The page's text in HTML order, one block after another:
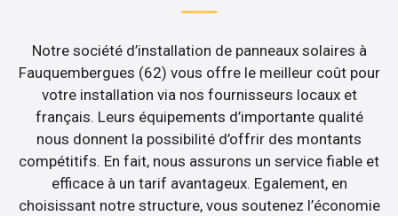
Notre société d’installation de panneaux solaires à
Fauquembergues (62) vous offre le meilleur coût pour
votre installation via nos fournisseurs locaux et
français. Leurs équipements d’importante qualité
nous donnent la possibilité d’offrir des montants
compétitifs. En fait, nous assurons un service fiable et
efficace à un tarif avantageux. Egalement, en
choisissant notre structure, vous soutenez l’économie